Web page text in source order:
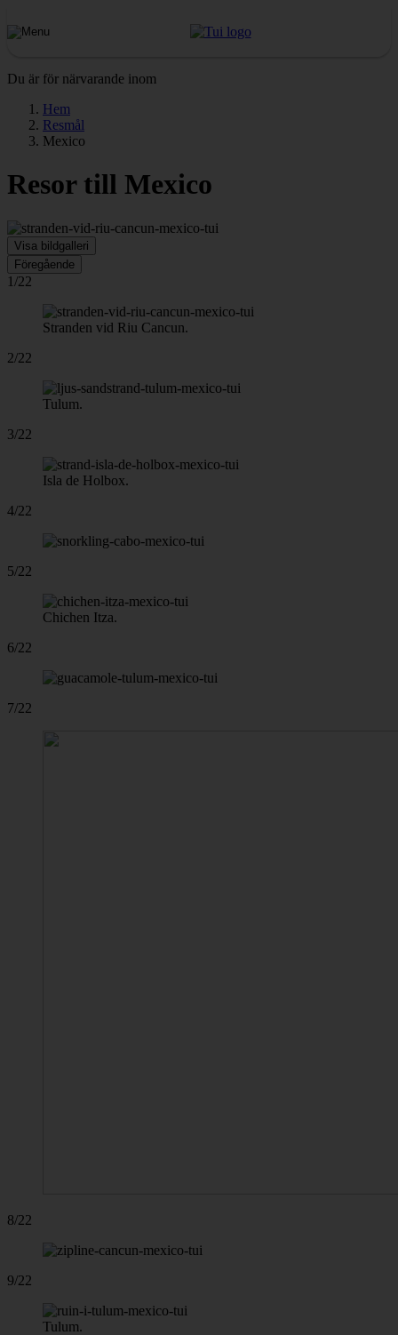
Du är för närvarande inom
Hem
Resmål
Mexico
Resor till Mexico
Visa bildgalleri
Föregående
1/22
Stranden vid Riu Cancun.
2/22
Tulum.
3/22
Isla de Holbox.
4/22
5/22
Chichen Itza.
6/22
7/22
8/22
9/22
Tulum.